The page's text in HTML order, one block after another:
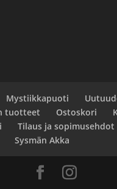
Mystiikkapuoti
tuotteet
Ostoskori
Tilaus ja sopimusehdot
Sysmän Akka